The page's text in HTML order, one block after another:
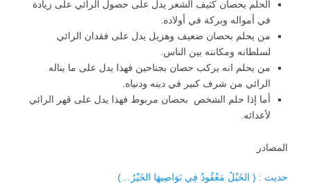
الحلم بحصان كثيف الشعر يدل على حصول الرائي على زيادة
في أمواله وبركة في أولاده.
من يحلم بحصان ضعيف وهزيل يدل على فقدان الرائي
لسلطانه ومكانته بين الناس.
من يحلم انه يركب حصان بجناحين فهذا يدل على ما يناله
الرائي من شرف كبير في دينه ودنياه.
أما إذا حلم الشخص بحصان مربوط فهذا يدل على قهر الرائي
لأعدائه.
المصادر
حديث : ( الخَيْلُ مَعْقُودٌ فِي نَوَاصِيهَا الخَيْرُ…)